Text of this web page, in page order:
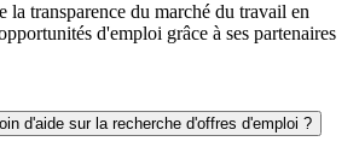
la transparence du marché du travail en
d'emploi grâce à ses partenaires
d'aide sur la recherche d'offres d'emploi ?